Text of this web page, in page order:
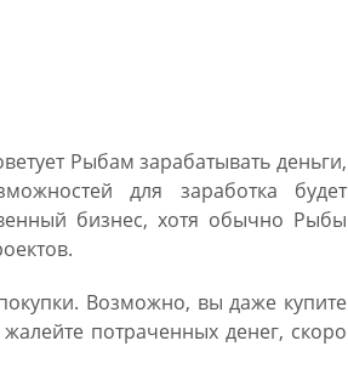
Рыбам зарабатывать деньги,
для заработка будет
бизнес, хотя обычно Рыбы
Возможно, вы даже купите
потраченных денег, скоро